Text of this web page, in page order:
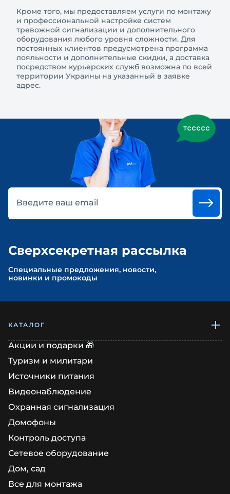
Кроме того, мы предоставляем услуги по монтажу
и профессиональной настройке систем
тревожной сигнализации и дополнительного
оборудования любого уровня сложности. Для
постоянных клиентов предусмотрена программа
лояльности и дополнительные скидки, а доставка
посредством курьерских служб возможна по всей
территории Украины на указанный в заявке
адрес.
Введите ваш email
Сверхсекретная рассылка
Cпециальные предложения, новости,
новинки и промокоды
КАТАЛОГ
Акции и подарки 🎁
Туризм и милитари
Источники питания
Видеонаблюдение
Охранная сигнализация
Домофоны
Контроль доступа
Сетевое оборудование
Дом, сад
Все для монтажа